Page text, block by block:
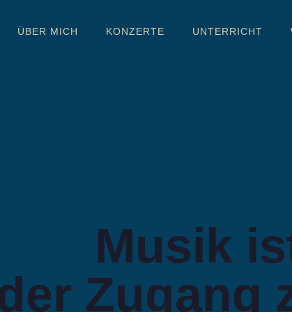
ÜBER MICH KONZERTE UNTERRICHT
Musik
Zugang